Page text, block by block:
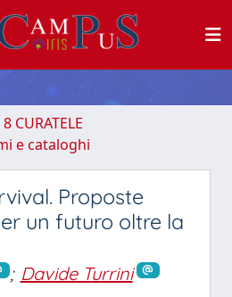
8 CURATELE
e cataloghi
Proposte
un futuro oltre la
; Davide Turrini